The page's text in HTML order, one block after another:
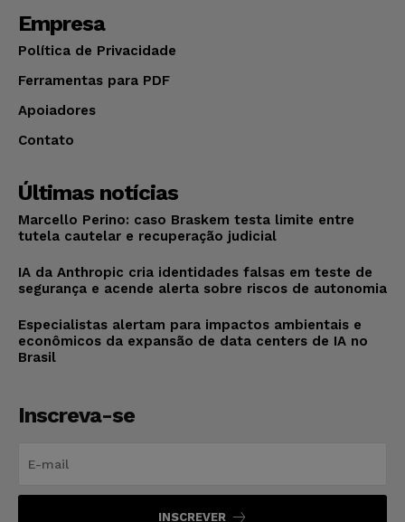
Empresa
Política de Privacidade
Ferramentas para PDF
Apoiadores
Contato
Últimas notícias
Marcello Perino: caso Braskem testa limite entre
tutela cautelar e recuperação judicial
IA da Anthropic cria identidades falsas em teste de
segurança e acende alerta sobre riscos de autonomia
Especialistas alertam para impactos ambientais e
econômicos da expansão de data centers de IA no
Brasil
Inscreva-se
INSCREVER